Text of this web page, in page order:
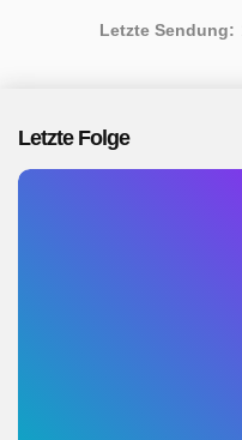
Letzte Sendung:
Letzte Folge